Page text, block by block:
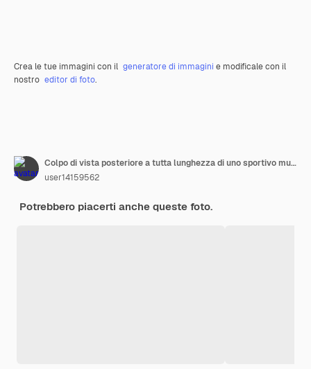
Crea le tue immagini con il generatore di immagini e modificale con il
nostro editor di foto.
Colpo di vista posteriore a tutta lunghezza di uno sportivo muscoloso che corre su uno spazio di copia tapis roulant
user14159562
Potrebbero piacerti anche queste foto.